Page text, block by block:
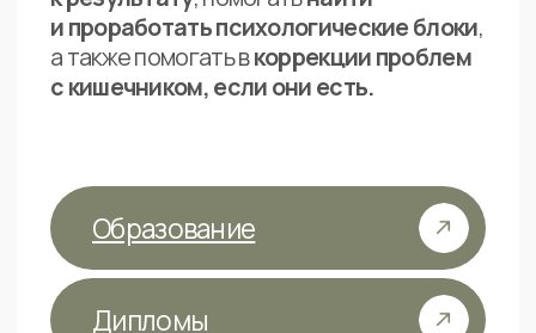
от 5.833 р. в месяц
69.990 р.
при оплате в беспроцентную рассрочку